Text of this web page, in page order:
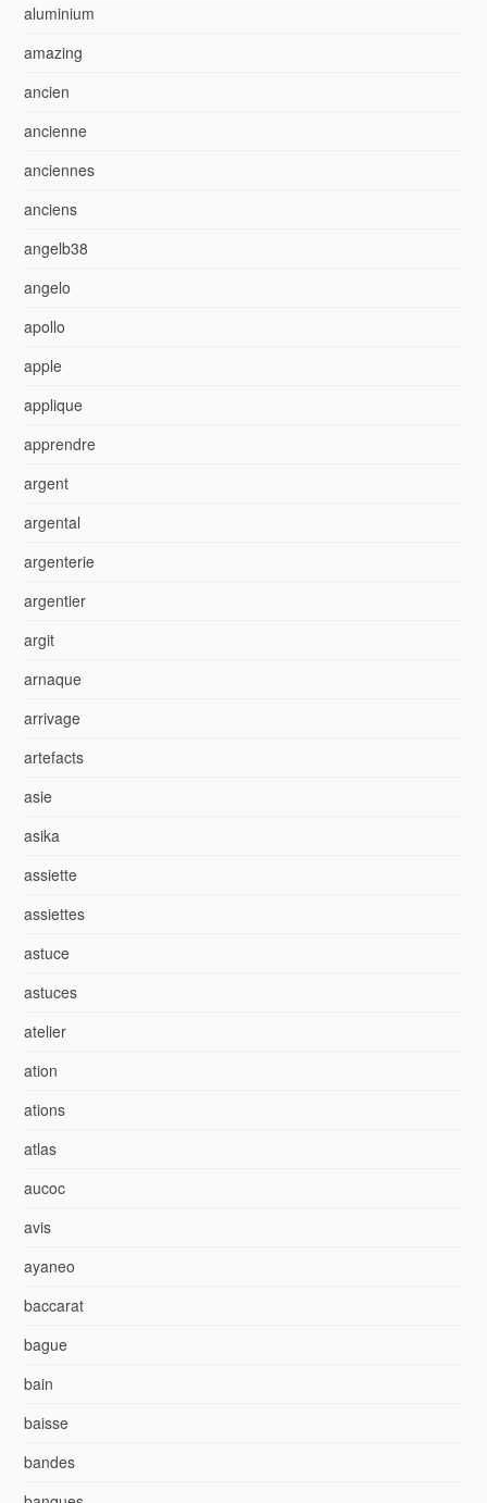
aluminium
amazing
ancien
ancienne
anciennes
anciens
angelb38
angelo
apollo
apple
applique
apprendre
argent
argental
argenterie
argentier
argit
arnaque
arrivage
artefacts
asie
asika
assiette
assiettes
astuce
astuces
atelier
ation
ations
atlas
aucoc
avis
ayaneo
baccarat
bague
bain
baisse
bandes